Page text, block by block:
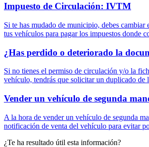
Impuesto de Circulación: IVTM
Si te has mudado de municipio, debes
tus vehículos para pagar los impuestos donde
¿Has perdido o deteriorado la
Si no tienes el permiso de circulación y/o la
vehículo, tendrás que solicitar un duplicado de
Vender un vehículo de segunda
A la hora de vender un vehículo de segunda
notificación de venta del vehículo para evitar
¿Te ha resultado útil esta información?